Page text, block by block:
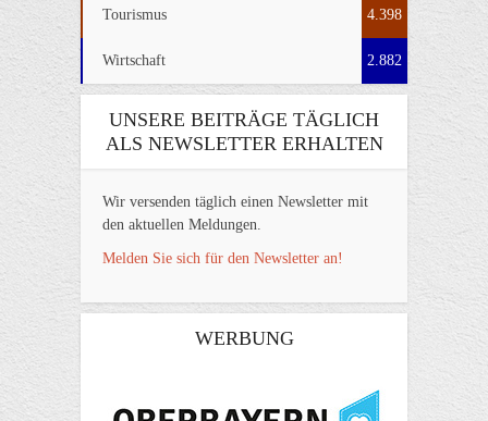
Tourismus 4.398
Wirtschaft 2.882
UNSERE BEITRÄGE TÄGLICH
ALS NEWSLETTER ERHALTEN
Wir versenden täglich einen Newsletter mit
den aktuellen Meldungen.
Melden Sie sich für den Newsletter an!
WERBUNG